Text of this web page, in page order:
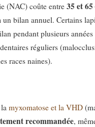
(NAC) coûte entre 35 et 65
bilan annuel. Certains
pendant plusieurs années
réguliers
races naines).
myxomatose et la VHD
recommandée,